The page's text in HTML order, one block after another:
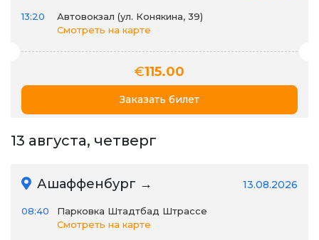
13:20
Автовокзал (ул. Конякина, 39)
Смотреть на карте
€115.00
Заказать билет
13 августа, четверг
Ашаффенбург → 13.08.2026
08:40
Парковка Штадтбад Штрассе
Смотреть на карте